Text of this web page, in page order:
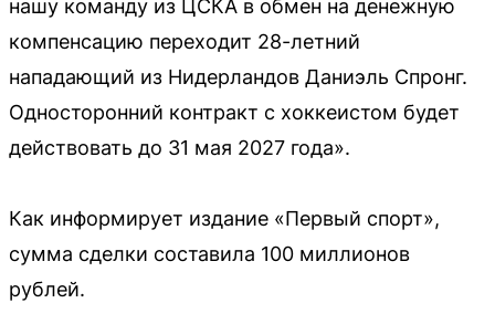
нашу команду из ЦСКА в обмен на денежную
компенсацию переходит 28-летний
нападающий из Нидерландов Даниэль Спронг.
Односторонний контракт с хоккеистом будет
действовать до 31 мая 2027 года».
Как информирует издание «Первый спорт»,
сумма сделки составила 100 миллионов
рублей.